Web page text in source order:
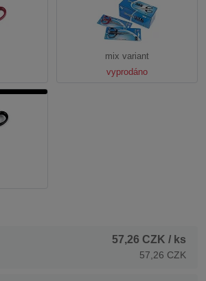
mix variant
vyprodáno
57,26 CZK / ks
57,26 CZK